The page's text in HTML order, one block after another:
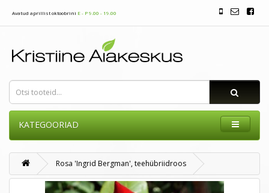
Avatud aprillist oktoobrini E - P 9.00 - 19.00
KATEGOORIAD
Rosa 'Ingrid Bergman', teehübriidroos